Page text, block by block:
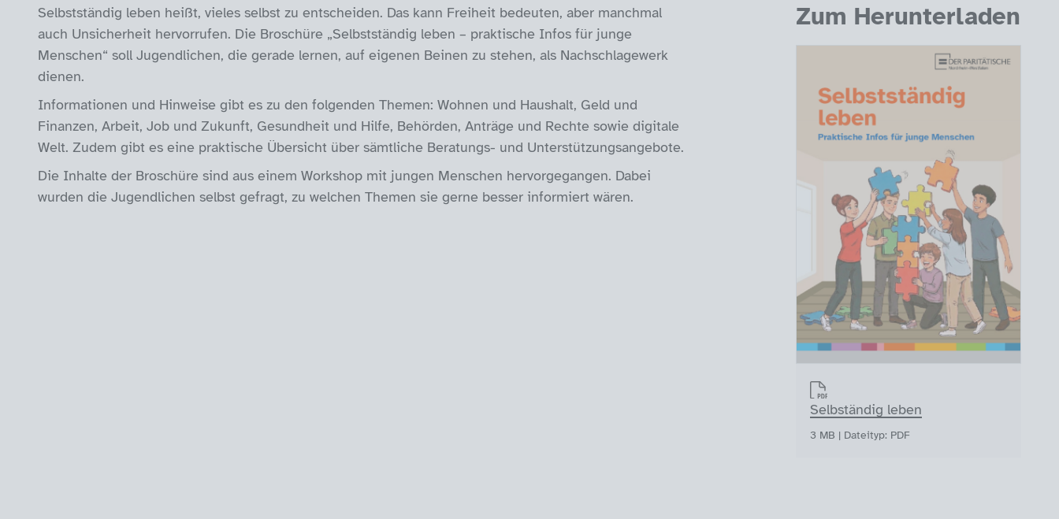
Selbstständig leben heißt, vieles selbst zu entscheiden. Das kann Freiheit bedeuten, aber manchmal
auch Unsicherheit hervorrufen. Die Broschüre „Selbstständig leben – praktische Infos für junge
Menschen“ soll Jugendlichen, die gerade lernen, auf eigenen Beinen zu stehen, als Nachschlagewerk
dienen.
Informationen und Hinweise gibt es zu den folgenden Themen: Wohnen und Haushalt, Geld und
Finanzen, Arbeit, Job und Zukunft, Gesundheit und Hilfe, Behörden, Anträge und Rechte sowie digitale
Welt. Zudem gibt es eine praktische Übersicht über sämtliche Beratungs- und Unterstützungsangebote.
Die Inhalte der Broschüre sind aus einem Workshop mit jungen Menschen hervorgegangen. Dabei
wurden die Jugendlichen selbst gefragt, zu welchen Themen sie gerne besser informiert wären.
Zum Herunterladen
Selbständig leben
3 MB | Dateityp: PDF